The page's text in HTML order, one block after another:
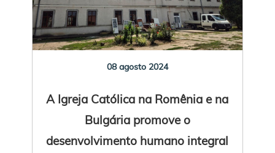
08 agosto 2024
A Igreja Católica na Romênia e na
Bulgária promove o
desenvolvimento humano integral